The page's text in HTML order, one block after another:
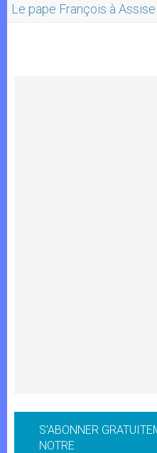
Le pape François à
S'ABONNER
NOTRE